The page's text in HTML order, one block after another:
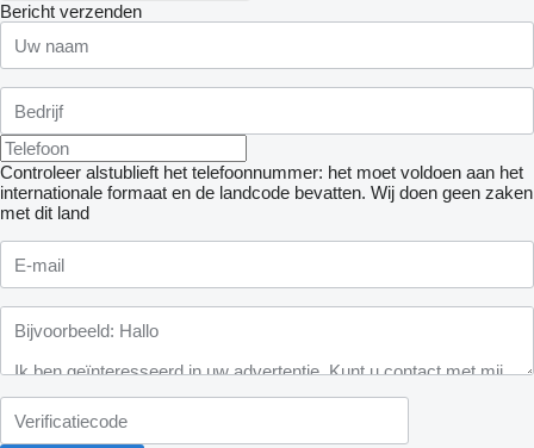
Bericht verzenden
Controleer alstublieft het telefoonnummer: het moet voldoen aan het
internationale formaat en de landcode bevatten. Wij doen geen zaken
met dit land